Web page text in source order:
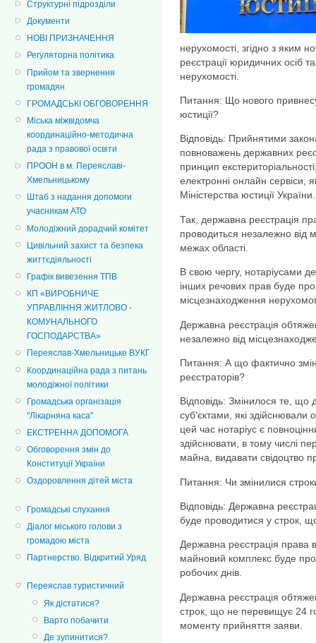
Структурні підрозділи
Документи
НОВІ ПРИЗНАЧЕННЯ
Регуляторна політика
Прийом та звернення
громадян
ГРОМАДСЬКІ ОБГОВОРЕННЯ
Міська міжвідомча
координаційно-методична
рада з правової освіти
ПРООН в м. Переяславі-
Хмельницькому
Штаб з надання допомоги
учасникам АТО
Молодіжний дорадчий комітет
Цивільний захист та безпека
життєдіяльності
Графік вивезення ТПВ
КП «ВИРОБНИЧЕ
УПРАВЛІННЯ ЖИТЛОВО -
КОМУНАЛЬНОГО
ГОСПОДАРСТВА»
Переяслав-Хмельницьке ВУКГ
Координаційна рада з питань
молодіжної політики
Громадська організація
"Лікарняна каса"
ЕКСТРЕННА ДОПОМОГА
Обговорення змін до
Конституції України
Оздоровлення дітей міста
Громадські слухання
Діалог міського голови з
громадою міста
Партнерство. Відкритий Уряд
Переяслав туристичний
Як дістатися?
Варто побачити
Де зупинитися?
нерухомості, згідно з яким
реєстрації юридичних осіб
нерухомості.
Питання: Що нового
юстиції?
Відповідь: Прийнятими
повноважень державних
принцип
електронні онлайн сервіси,
Міністерства юстиції України.
Так, державна реєстрація
проводиться незалежно від
межах області.
В свою чергу, нотаріусами
інших речових прав буде
місцезнаходження
Державна реєстрація
незалежно від
Питання: А що фактично
реєстраторів?
Відповідь: Змінилося те, що
суб’єктами, які здійснювали
цей час нотаріус є
здійснювати, в тому числі
майна, видавати свідоцтво
Питання: Чи змінилися
Відповідь: Державна
буде проводитися у строк,
Державна реєстрація права
майновий комплекс буде
робочих днів.
Державна реєстрація
строк, що не перевищує 24
моменту прийняття заяви.